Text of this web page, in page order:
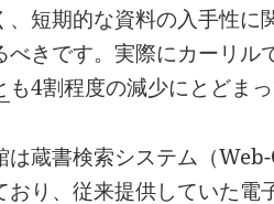
短期的な資料の入手性に
きです。実際にカーリル
も4割程度の減少にとどまっ
は蔵書検索システム（
おり、従来提供していた電